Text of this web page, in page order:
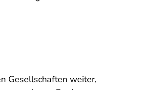
Gesellschaften weiter,